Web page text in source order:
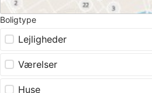
Boligtype
Lejligheder
Værelser
Huse